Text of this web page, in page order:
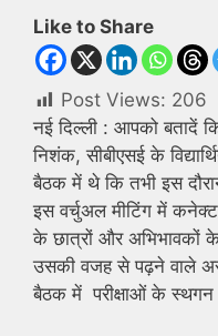
Like to Share
Post Views: 206
नई दिल्ली : आपको बतादें
निशंक, सीबीएसई के
बैठक में थे कि तभी इस
इस वर्चुअल मीटिंग में कनेक्ट
के छात्रों और अभिभावकों
उसकी वजह से पढ़ने वाले
बैठक में परीक्षाओं के स्थगन